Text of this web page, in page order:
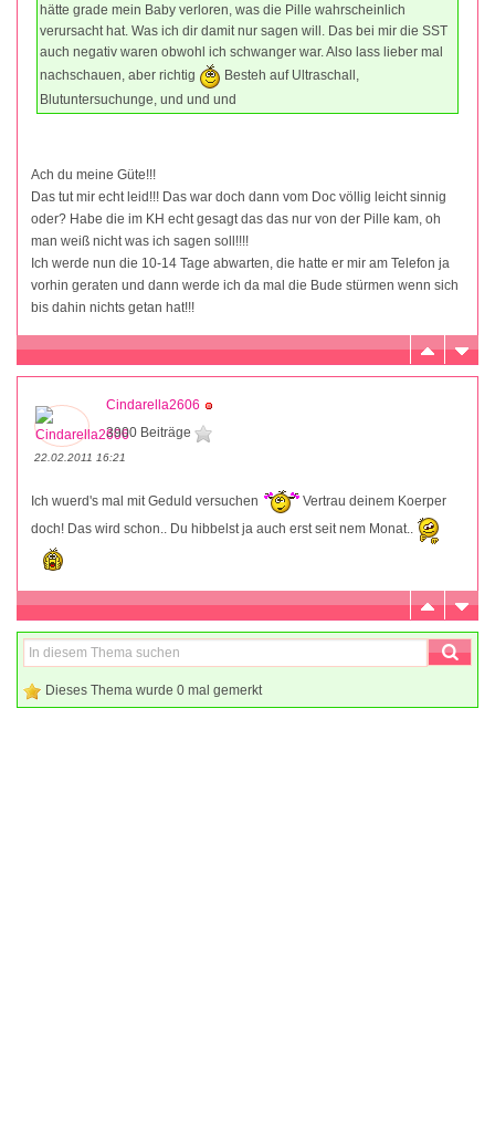
hätte grade mein Baby verloren, was die Pille wahrscheinlich
verursacht hat. Was ich dir damit nur sagen will. Das bei mir die SST
auch negativ waren obwohl ich schwanger war. Also lass lieber mal
nachschauen, aber richtig
Besteh auf Ultraschall,
Blutuntersuchunge, und und und
Ach du meine Güte!!!
Das tut mir echt leid!!! Das war doch dann vom Doc völlig leicht sinnig
oder? Habe die im KH echt gesagt das das nur von der Pille kam, oh
man weiß nicht was ich sagen soll!!!!
Ich werde nun die 10-14 Tage abwarten, die hatte er mir am Telefon ja
vorhin geraten und dann werde ich da mal die Bude stürmen wenn sich
bis dahin nichts getan hat!!!
Cindarella2606
3900 Beiträge
22.02.2011 16:21
Ich wuerd's mal mit Geduld versuchen
Vertrau deinem Koerper
doch! Das wird schon.. Du hibbelst ja auch erst seit nem Monat..
Dieses Thema wurde 0 mal gemerkt